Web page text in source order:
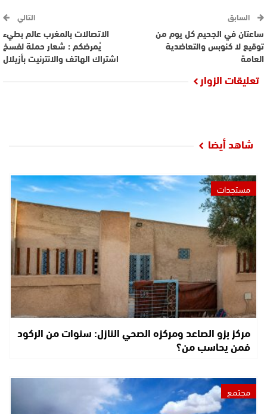
السابق
ساعتان في الجحيم كل يوم من
توقيع لا كنوبس والتعاضدية
العامة
التالي
الاتصالات بالمغرب عالم بطيء
يُمرضكم : شعار حملة لفسخ
اشتراك الهاتف والانترنيت بأزيلال
تعليقات الزوار
شاهد أيضا
مستجدات
مركز بزو الصاعد ومركزه الصحي النازل: سنوات من الركود
فمن يحاسب من؟
مجتمع